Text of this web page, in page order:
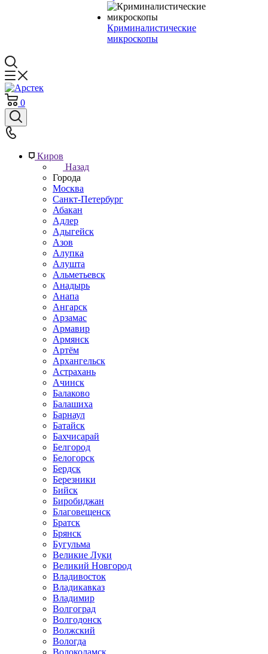
Криминалистические
микроскопы
0
Киров
Назад
Города
Москва
Санкт-Петербург
Абакан
Адлер
Адыгейск
Азов
Алупка
Алушта
Альметьевск
Анадырь
Анапа
Ангарск
Арзамас
Армавир
Армянск
Артём
Архангельск
Астрахань
Ачинск
Балаково
Балашиха
Барнаул
Батайск
Бахчисарай
Белгород
Белогорск
Бердск
Березники
Бийск
Биробиджан
Благовещенск
Братск
Брянск
Бугульма
Великие Луки
Великий Новгород
Владивосток
Владикавказ
Владимир
Волгоград
Волгодонск
Волжский
Вологда
Волоколамск